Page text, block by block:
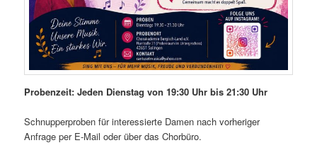
Probenzeit: Jeden Dienstag von 19:30 Uhr bis 21:30 Uhr
Schnupperproben für interessierte Damen nach vorheriger
Anfrage per E-Mail oder über das Chorbüro.